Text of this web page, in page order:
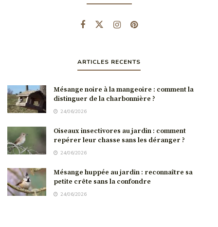
ARTICLES RECENTS
Mésange noire à la mangeoire : comment la
distinguer de la charbonnière ?
24/06/2026
Oiseaux insectivores au jardin : comment
repérer leur chasse sans les déranger ?
24/06/2026
Mésange huppée au jardin : reconnaître sa
petite crête sans la confondre
24/06/2026